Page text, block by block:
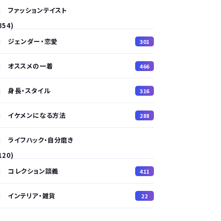
ファッションテイスト
ジェンダー・恋愛
301
オススメの一着 466
身長・スタイル 316
イケメンになる方法 288
ライフハック・自分磨き
コレクション談義
411
インテリア・雑貨 22